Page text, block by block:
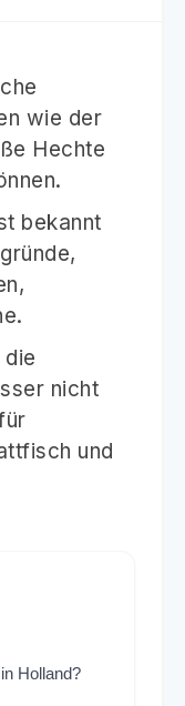
wie der
Hechte
bekannt
nicht
und
Holland?